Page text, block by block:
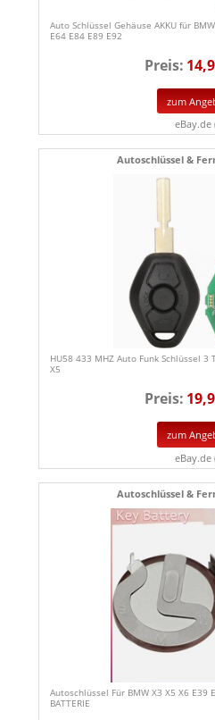
Auto Schlüssel Gehäuse AKKU für
E64 E84 E89 E92
Preis:
zum
eBay.de
Autoschlüssel &
HU58 433 MHZ Auto Funk Schlüssel
X5
Preis:
zum
eBay.de
Autoschlüssel &
Autoschlüssel Für BMW X3 X5 X6 E39
BATTERIE